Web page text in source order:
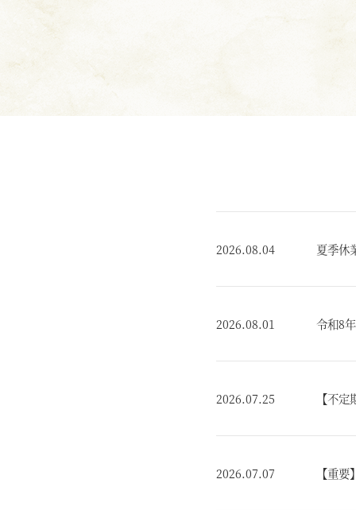
2026.08.04 夏季休
2026.08.01 令和8
2026.07.25 【不
2026.07.07 【重